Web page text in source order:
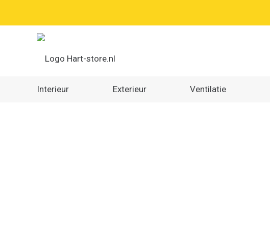
Interieur Exterieur Ventilatie